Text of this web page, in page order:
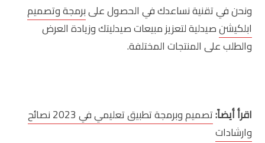
ونحن في تقنية نساعدك في الحصول علىبرمجة وتصميم
ابلكيشنصيدلية لتعزيز مبيعات صيدليتك وزيادة العرض
والطلب على المنتجات المختلفة.
اقرأ أيضاً:
تصميم وبرمجة تطبيق تعليمي في 2023 نصائح
وارشادات